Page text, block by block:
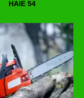
HAIE 54